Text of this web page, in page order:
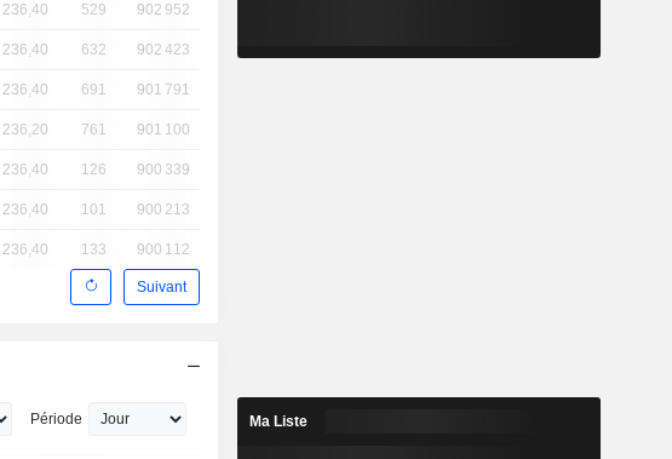
236,40 529 902 952
236,40 632 902 423
236,40 691 901 791
236,20 761 901 100
236,40 126 900 339
236,40 101 900 213
236,40 133 900 112
Suivant
Période Ma Liste